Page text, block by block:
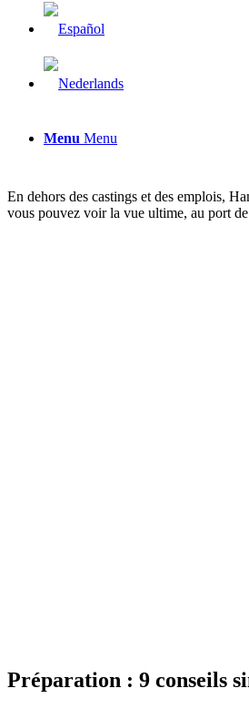
Menu Menu
En dehors des castings et des emplois,
vous pouvez voir la vue ultime, au port
Préparation : 9 conseils